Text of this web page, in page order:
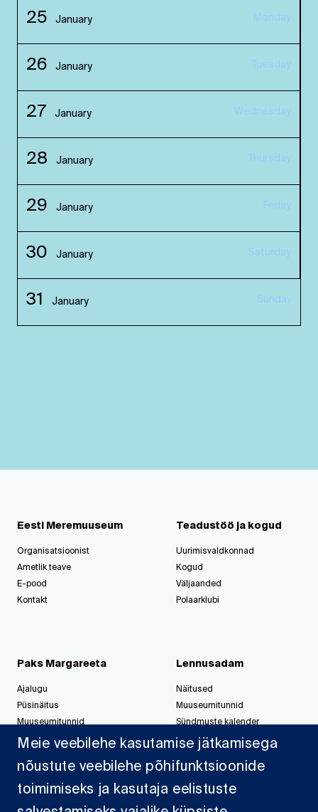
25 January Monday
26 January Tuesday
27 January Wednesday
28 January Thursday
29 January Friday
30 January Saturday
31 January Sunday
Eesti Meremuuseum
Organisatsioonist
Ametlik teave
E-pood
Kontakt
Teadustöö ja kogud
Uurimisvaldkonnad
Kogud
Väljaanded
Polaarklubi
Paks Margareeta
Ajalugu
Püsinäitus
Muuseumitunnid
Korralda üritus
Lennusadam
Näitused
Muuseumitunnid
Sündmuste kalender
Korralda üritus
Meie veebilehe kasutamise jätkamisega
nõustute veebilehe põhifunktsioonide
toimimiseks ja kasutaja eelistuste